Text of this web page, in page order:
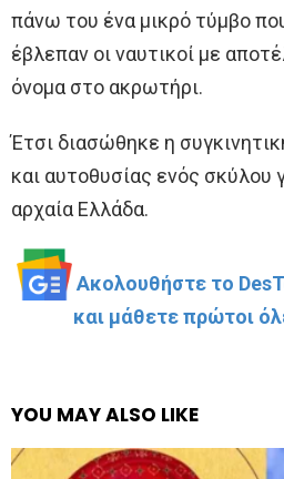
πάνω του ένα μικρό τύμβο
έβλεπαν οι ναυτικοί με
όνομα στο ακρωτήρι.
Έτσι διασώθηκε η
και αυτοθυσίας ενός σκύλου
αρχαία Ελλάδα.
Ακολουθήστε το
και μάθετε πρώτοι
YOU MAY ALSO LIKE